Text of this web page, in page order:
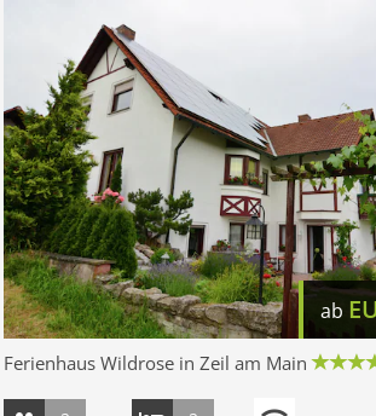
ab
Ferienhaus Wildrose in Zeil am Main